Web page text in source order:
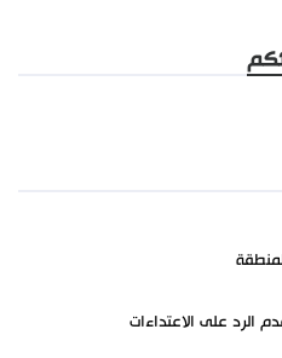
الرد على الاعتداءات